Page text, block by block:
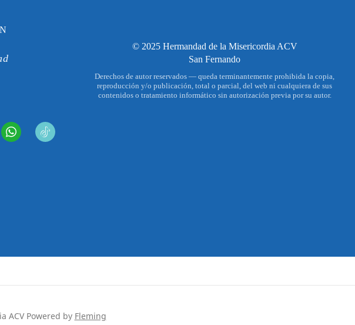
whatsapp tiktok2
© 2025 Hermandad de la Misericordia ACV
San Fernando
Derechos de autor reservados — queda terminantemente prohibida la copia,
reproducción y/o publicación, total o parcial, del web ni cualquiera de sus
contenidos o tratamiento informático sin autorización previa por su autor.
ACV Powered by Fleming